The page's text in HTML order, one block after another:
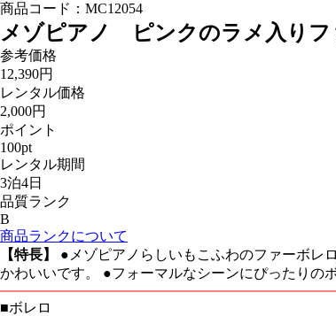
商品コード： MC12054
メゾピアノ ピンクのラメ入りフ
参考価格
12,390円
レンタル価格
2,000円
ポイント
100pt
レンタル期間
3泊4日
品質ランク
B
商品ランクについて
【特長】
● メゾピアノらしいもこふわのファーボレ
かわいいです。 ●フォーマルなシーンにぴったりの
■ボレロ